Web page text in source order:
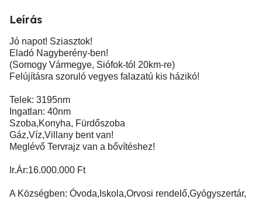
Leírás
Jó napot! Sziasztok!
Eladó Nagyberény-ben!
(Somogy Vármegye, Siófok-tól 20km-re)
Felújításra szoruló vegyes falazatú kis házikó!
Telek: 3195nm
Ingatlan: 40nm
Szoba,Konyha, Fürdőszoba
Gáz,Víz,Villany bent van!
Meglévő Tervrajz van a bővítéshez!
Ir.Ár:16.000.000 Ft
A Községben: Óvoda,Iskola,Orvosi rendelő,Gyógyszertár,